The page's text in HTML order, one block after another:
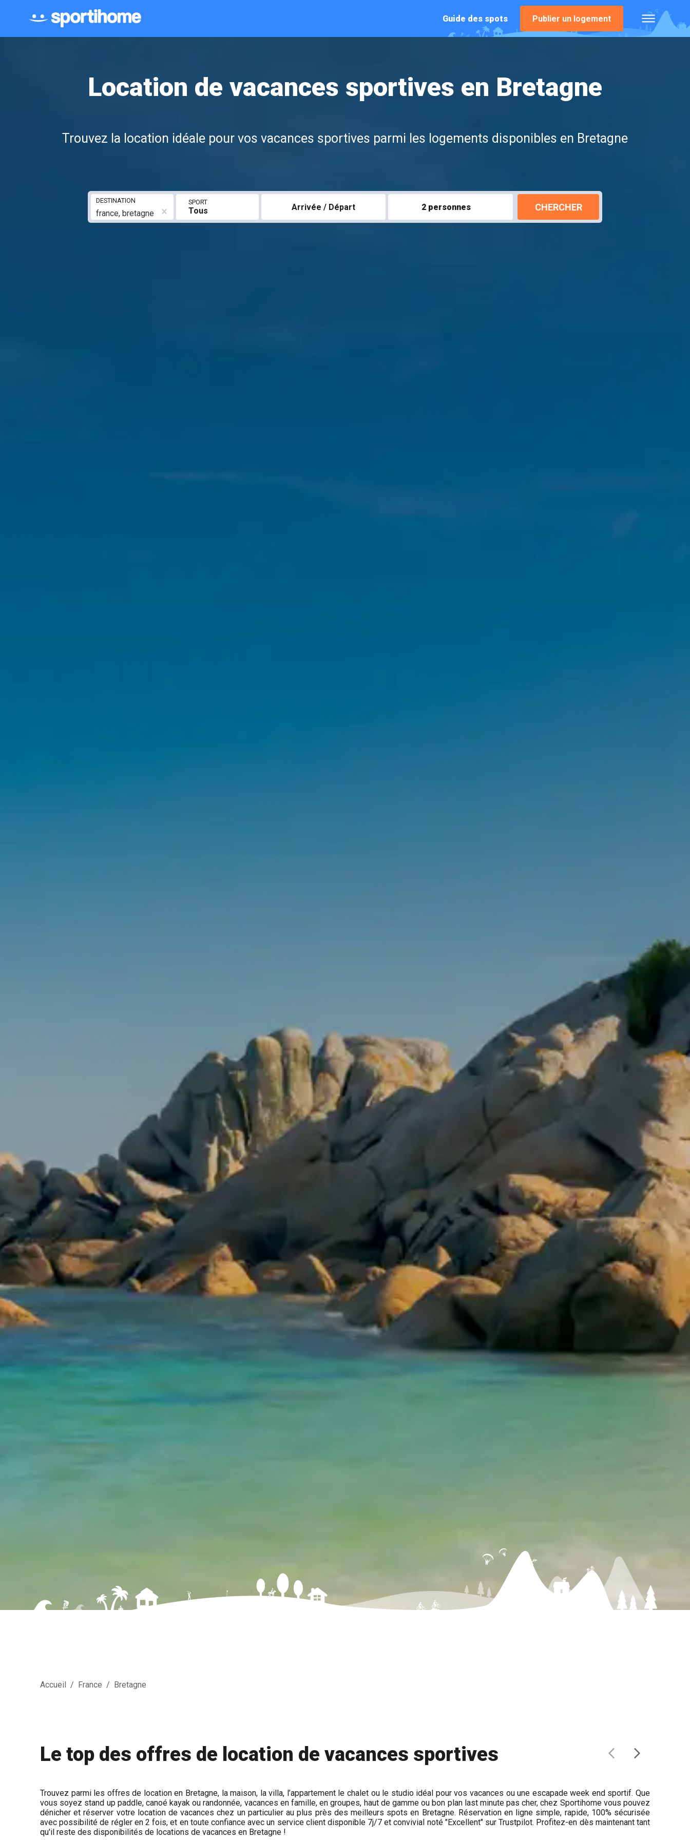
Guide des spots Publier un logement
Location de vacances sportives en Bretagne
Trouvez la location idéale pour vos vacances sportives parmi les logements disponibles en Bretagne
DESTINATION SPORT
Tous Arrivée / Départ 2 personnes CHERCHER
Accueil / France / Bretagne
Le top des offres de location de vacances sportives
Trouvez parmi les offres de location en Bretagne, la maison, la villa, l’appartement le chalet ou le studio idéal pour vos vacances ou une escapade week end sportif. Que
vous soyez stand up paddle, canoé kayak ou randonnée, vacances en famille, en groupes, haut de gamme ou bon plan last minute pas cher, chez Sportihome vous pouvez
dénicher et réserver votre location de vacances chez un particulier au plus près des meilleurs spots en Bretagne. Réservation en ligne simple, rapide, 100% sécurisée
avec possibilité de régler en 2 fois, et en toute confiance avec un service client disponible 7j/7 et convivial noté "Excellent" sur Trustpilot. Profitez-en dès maintenant tant
qu'il reste des disponibilités de locations de vacances en Bretagne !